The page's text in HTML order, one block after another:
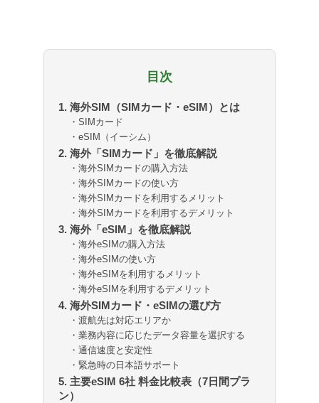
目次
1. 海外SIM（SIMカード・eSIM）とは
・SIMカード
・eSIM（イーシム）
2. 海外「SIMカード」を徹底解説
・海外SIMカードの購入方法
・海外SIMカードの使い方
・海外SIMカードを利用するメリット
・海外SIMカードを利用するデメリット
3. 海外「eSIM」を徹底解説
・海外eSIMの購入方法
・海外eSIMの使い方
・海外eSIMを利用するメリット
・海外eSIMを利用するデメリット
4. 海外SIMカード・eSIMの選び方
・渡航先は対応エリアか
・業務内容に応じたデータ容量を選択する
・通信速度と安定性
・緊急時の日本語サポート
5. 主要eSIM 6社 料金比較表（7日間プラ
ン）